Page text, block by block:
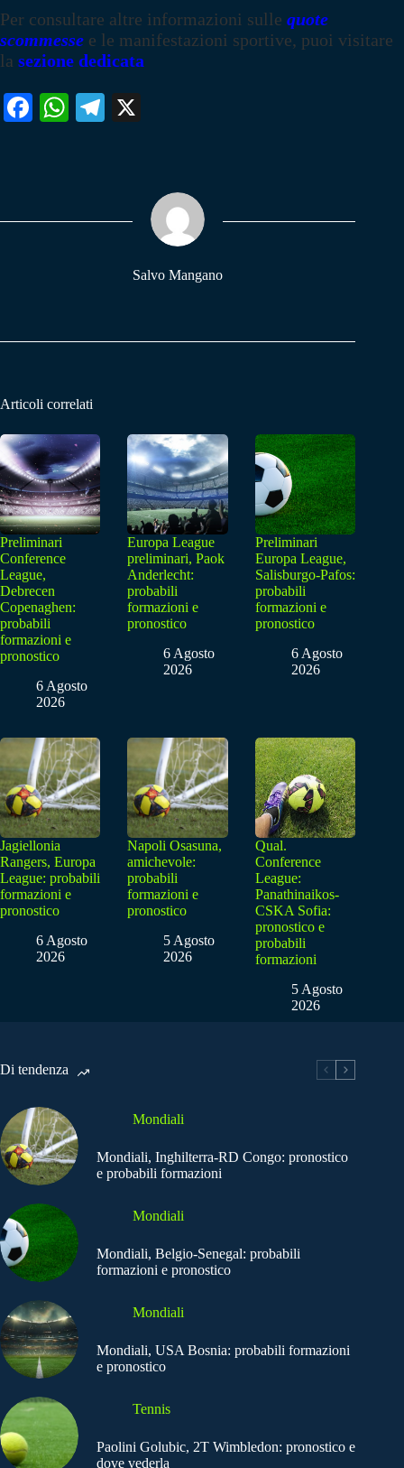
Per consultare altre informazioni sulle quote
scommesse e le manifestazioni sportive, puoi visitare
la sezione dedicata
Fa W
pp
Te
m
Salvo Mangano
Articoli correlati
Preliminari
Conference
League,
Debrecen
Copenaghen:
probabili
formazioni e
pronostico
6 Agosto
2026
Europa League
preliminari, Paok
Anderlecht:
probabili
formazioni e
pronostico
6 Agosto
2026
Preliminari
Europa League,
Salisburgo-Pafos:
probabili
formazioni e
pronostico
6 Agosto
2026
Jagiellonia
Rangers, Europa
League: probabili
formazioni e
pronostico
6 Agosto
2026
Napoli Osasuna,
amichevole:
probabili
formazioni e
pronostico
5 Agosto
2026
Qual.
Conference
League:
Panathinaikos-
CSKA Sofia:
pronostico e
probabili
formazioni
5 Agosto
2026
Di tendenza
Mondiali
Mondiali, Inghilterra-RD Congo: pronostico
e probabili formazioni
Mondiali
Mondiali, Belgio-Senegal: probabili
formazioni e pronostico
Mondiali
Mondiali, USA Bosnia: probabili formazioni
e pronostico
Tennis
Paolini Golubic, 2T Wimbledon: pronostico e
dove vederla